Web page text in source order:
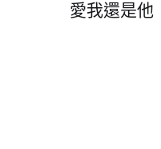
愛我還是他